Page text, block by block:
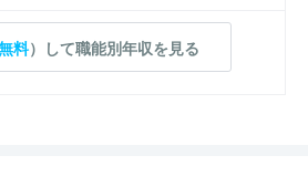
料）して職能別年収を見る